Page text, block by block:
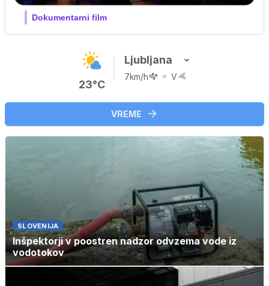
Film meseca / družinski, pustolovski
23°C
Ljubljana
7km/h V
VREME
SLOVENIJA
Inšpektorji v poostren nadzor odvzema vode iz
vodotokov